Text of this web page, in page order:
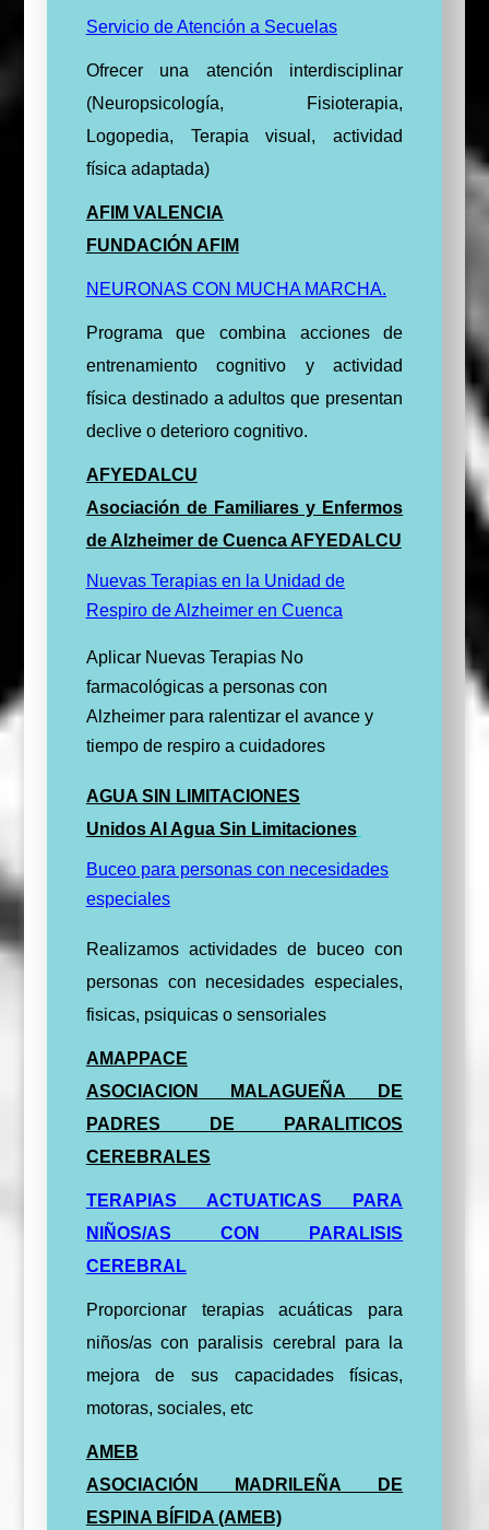
Servicio de Atención a Secuelas
Ofrecer una atención interdisciplinar
(Neuropsicología, Fisioterapia,
Logopedia, Terapia visual, actividad
física adaptada)
AFIM VALENCIA
FUNDACIÓN AFIM
NEURONAS CON MUCHA MARCHA.
Programa que combina acciones de
entrenamiento cognitivo y actividad
física destinado a adultos que presentan
declive o deterioro cognitivo.
AFYEDALCU
Asociación de Familiares y Enfermos
de Alzheimer de Cuenca AFYEDALCU
Nuevas Terapias en la Unidad de
Respiro de Alzheimer en Cuenca
Aplicar Nuevas Terapias No
farmacológicas a personas con
Alzheimer para ralentizar el avance y
tiempo de respiro a cuidadores
AGUA SIN LIMITACIONES
Unidos Al Agua Sin Limitaciones
Buceo para personas con necesidades
especiales
Realizamos actividades de buceo con
personas con necesidades especiales,
fisicas, psiquicas o sensoriales
AMAPPACE
ASOCIACION MALAGUEÑA DE
PADRES DE PARALITICOS
CEREBRALES
TERAPIAS ACTUATICAS PARA
NIÑOS/AS CON PARALISIS
CEREBRAL
Proporcionar terapias acuáticas para
niños/as con paralisis cerebral para la
mejora de sus capacidades físicas,
motoras, sociales, etc
AMEB
ASOCIACIÓN MADRILEÑA DE
ESPINA BÍFIDA (AMEB)